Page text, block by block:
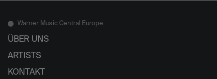
Warner Music Central Europe
ÜBER UNS
ARTISTS
KONTAKT